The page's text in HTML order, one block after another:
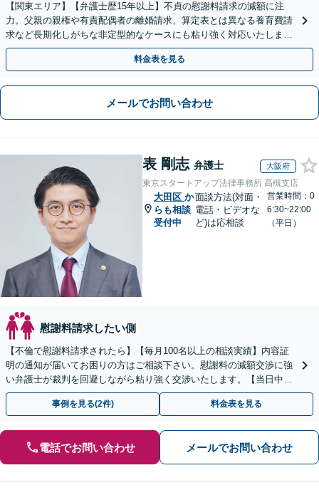
【関東エリア】【弁護士歴15年以上】不貞の慰謝料請求の減額に注
力。父親の親権や有責配偶者の離婚請求、算定表とは異なる養育費請
求など長期化しがちな非定型的なケースにも粘り強く対応いたしま
す。【初回相談30分無料】【休日・夜間相談可】
料金表を見る
メールでお問い合わせ
表 剛志 弁護士 大阪府
東京スタートアップ法律事務所 高槻支店
大田区 か
らも相談
受付中
面談方法(対面・
電話・ビデオな
ど)は応相談
営業時間：0
6:30~22:00
（平日）
慰謝料請求したい側
【不倫で慰謝料請求されたら】【毎月100名以上の相談実績】内容証
明の通知が届いてお困りの方はご相談下さい。慰謝料の減額交渉に強
い弁護士が裁判を回避しながら粘り強く交渉いたします。【当日中の
相談可(予約制)】【全国対応】
事例を見る(2件) 料金表を見る
電話でお問い合わせ メールでお問い合わせ